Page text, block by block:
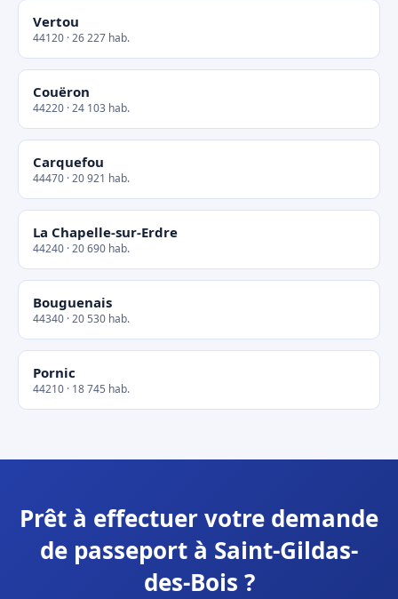
Vertou
44120 · 26 227 hab.
Couëron
44220 · 24 103 hab.
Carquefou
44470 · 20 921 hab.
La Chapelle-sur-Erdre
44240 · 20 690 hab.
Bouguenais
44340 · 20 530 hab.
Pornic
44210 · 18 745 hab.
Prêt à effectuer votre demande
de passeport à Saint-Gildas-
des-Bois ?